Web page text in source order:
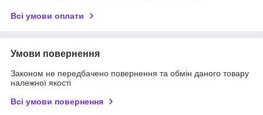
Всі умови оплати
Умови повернення
Законом не передбачено повернення та обмін даного товару
належної якості
Всі умови повернення